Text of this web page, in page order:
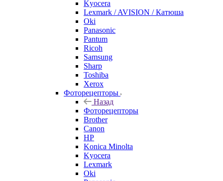
Kyocera
Lexmark / AVISION / Катюша
Oki
Panasonic
Pantum
Ricoh
Samsung
Sharp
Toshiba
Xerox
Фоторецепторы
Назад
Фоторецепторы
Brother
Canon
HP
Konica Minolta
Kyocera
Lexmark
Oki